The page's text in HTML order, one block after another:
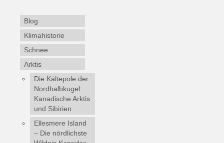
Blog
Klimahistorie
Schnee
Arktis
Die Kältepole der
Nordhalbkugel:
Kanadische Arktis
und Sibirien
Ellesmere Island
– Die nördlichste